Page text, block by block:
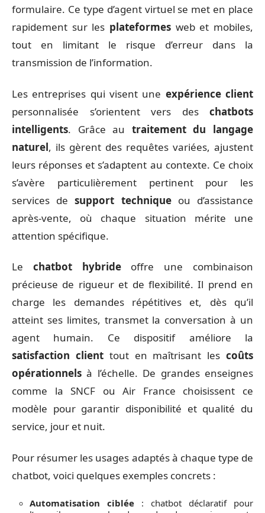
formulaire. Ce type d’agent virtuel se met en place
rapidement sur les plateformes web et mobiles,
tout en limitant le risque d’erreur dans la
transmission de l’information.
Les entreprises qui visent une expérience client
personnalisée s’orientent vers des chatbots
intelligents. Grâce au traitement du langage
naturel, ils gèrent des requêtes variées, ajustent
leurs réponses et s’adaptent au contexte. Ce choix
s’avère particulièrement pertinent pour les
services desupport techniqueou d’assistance
après-vente, où chaque situation mérite une
attention spécifique.
Le chatbot hybrideoffre une combinaison
précieuse de rigueur et de flexibilité. Il prend en
charge les demandes répétitives et, dès qu’il
atteint ses limites, transmet la conversation à un
agent humain. Ce dispositif améliore la
satisfaction clienttout en maîtrisant lescoûts
opérationnels à l’échelle. De grandes enseignes
comme la SNCF ou Air France choisissent ce
modèle pour garantir disponibilité et qualité du
service, jour et nuit.
Pour résumer les usages adaptés à chaque type de
chatbot, voici quelques exemples concrets :
Automatisation ciblée : chatbot déclaratif pour